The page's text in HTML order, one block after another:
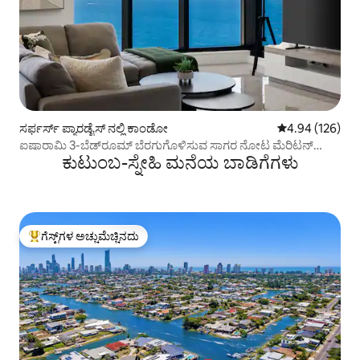
ಸರ್ಫರ್ಸ್ ಪ್ಯಾರಡೈಸ್ ನಲ್ಲಿ ಕಾಂಡೋ 5 ರಲ್ಲಿ 4.94
4.94 (126)
ಐಷಾರಾಮಿ 3-ಬೆಡ್‌ರೂಮ್ ಬೆರಗುಗೊಳಿಸುವ ಸಾಗರ ನೋಟ ಮೆರಿಟನ್
ಕುಟುಂಬ-ಸ್ನೇಹಿ ಮನೆಯ ಬಾಡಿಗೆಗಳು
ಗೆಸ್ಟ್‌ಗಳಿಗೆ ಅತಿ ಹೆಚ್ಚು ಅಚ್ಚುಮೆಚ್ಚಿನದು
ಗೆಸ್ಟ್‌ಗಳ ಅಚ್ಚುಮೆಚ್ಚಿನದು